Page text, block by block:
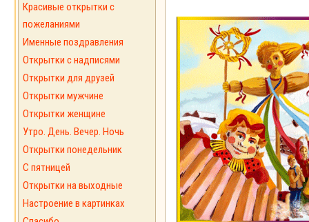
Красивые открытки с
пожеланиями
Именные поздравления
Открытки с надписями
Открытки для друзей
Открытки мужчине
Открытки женщине
Утро. День. Вечер. Ночь
Открытки понедельник
С пятницей
Открытки на выходные
Настроение в картинках